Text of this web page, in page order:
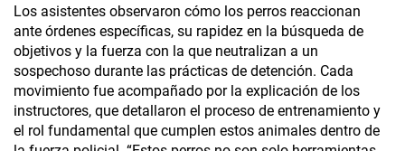
Los asistentes observaron cómo los perros reaccionan
ante órdenes específicas, su rapidez en la búsqueda de
objetivos y la fuerza con la que neutralizan a un
sospechoso durante las prácticas de detención. Cada
movimiento fue acompañado por la explicación de los
instructores, que detallaron el proceso de entrenamiento y
el rol fundamental que cumplen estos animales dentro de